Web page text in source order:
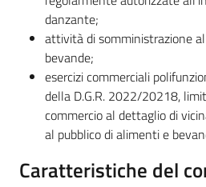
danzante;
attività di somministrazione
bevande;
esercizi commerciali
della D.G.R. 2022/20218,
commercio al dettaglio di
al pubblico di alimenti e
Caratteristiche del